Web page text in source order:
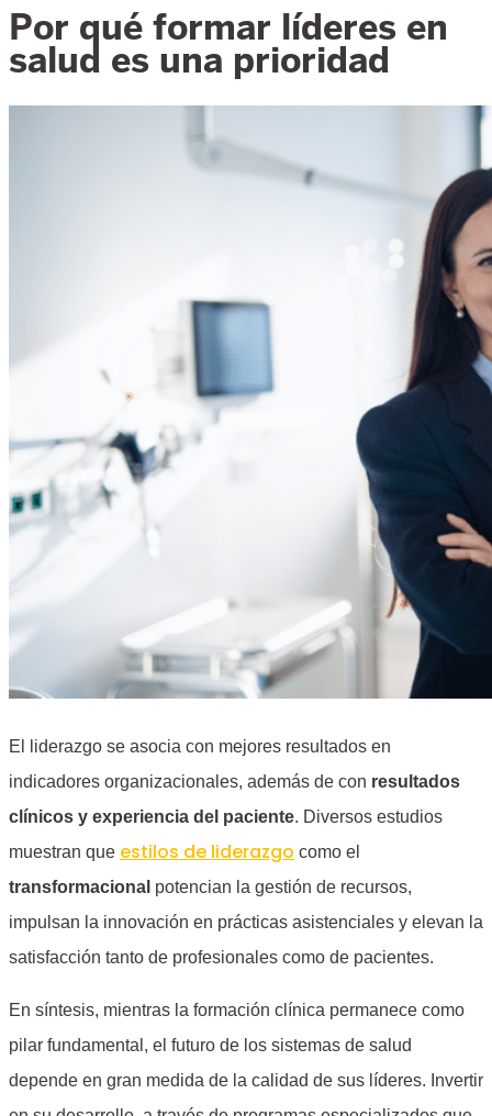
Por qué formar líderes en
salud es una prioridad
El liderazgo se asocia con mejores resultados en
indicadores organizacionales, además de con resultados
clínicos y experiencia del paciente. Diversos estudios
muestran que estilos de liderazgo como el
transformacional potencian la gestión de recursos,
impulsan la innovación en prácticas asistenciales y elevan la
satisfacción tanto de profesionales como de pacientes.
En síntesis, mientras la formación clínica permanece como
pilar fundamental, el futuro de los sistemas de salud
depende en gran medida de la calidad de sus líderes. Invertir